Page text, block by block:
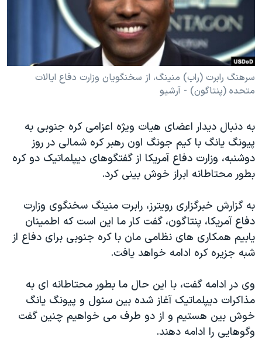
فرهنگ و زندگی
حقوق شهروندی
اقتصادی
علم و فناوری
اسرائیل در جنگ
آرشیو پخش زنده
مستندها
انتخابات ریاست جمهوری آمریکا ۲۰۲۴
حمله جمهوری اسلامی به اسرائیل
رمز مهسا
ورزش زنان در ایران
مجموعه مستندهای دادخواهی
تریبونال مردمی آبان ۹۸
دادگاه حمید نوری
چهل سال گروگان‌گیری
قانون شفافیت دارائی کادر رهبری ایران
اعتراضات مردمی آبان ۹۸
نرگس محمدی برنده جایزه نوبل صلح
همایش محافظه‌کاران آمریکا «سی‌پک»
صفحه‌های ویژه
دنبال کنید
زبانهای مختلف
سرهنگ رابرت (راب) منینگ، از سخنگویان وزارت دفاع ایالات
متحده (پنتاگون) - آرشیو
به دنبال دیدار اعضای هیات ویژه اعزامی کره جنوبی به
پیونگ یانگ با کیم جونگ اون رهبر کره شمالی در روز
دوشنبه، وزارت دفاع آمریکا از گفتگوهای دیپلماتیک دو کره
بطور محتاطانه ابراز خوش بینی کرد.
به گزارش خبرگزاری رویترز، رابرت منینگ سخنگوی وزارت
دفاع آمریکا، پنتاگون، گفت کار ما این است که اطمینان
یابیم همکاری های نظامی مان با کره جنوبی برای دفاع از
شبه جزیره کره ادامه خواهد یافت.
وی در ادامه گفت، با این حال ما بطور محتاطانه ای به
مذاکرات دیپلماتیک آغاز شده بین سئول و پیونگ یانگ
خوش بین هستیم و از دو طرف می خواهیم چنین گفت
وگوهایی را ادامه دهند.